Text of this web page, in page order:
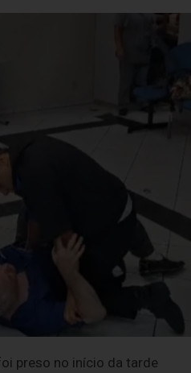
preso no início da tarde